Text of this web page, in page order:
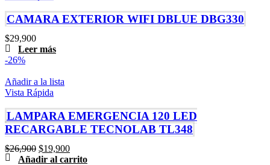
CAMARA EXTERIOR WIFI DBLUE DBG330
$29,900
Leer más
-26%
Añadir a la lista
Vista Rápida
LAMPARA EMERGENCIA 120 LED
RECARGABLE TECNOLAB TL348
$26,900 El
precio
$19,900El
precio
Añadir al carrito